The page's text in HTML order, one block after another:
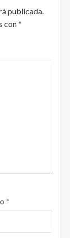
publicada.
con*
*